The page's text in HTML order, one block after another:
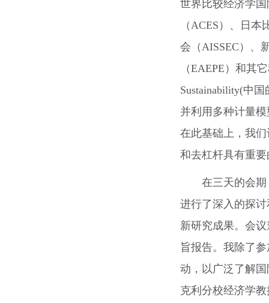
世界比较经济学
（ ACES ）、日本
会（ AISSEC ）、
（EAEPE ）和其
Sustainability(中国
并利用多种计量
在此基础上，我
和去杠杆具有重
在三天的会期
进行了深入的探
新研究成果。会
旨报告。我除了
动，以广泛了解
克利分校经济学